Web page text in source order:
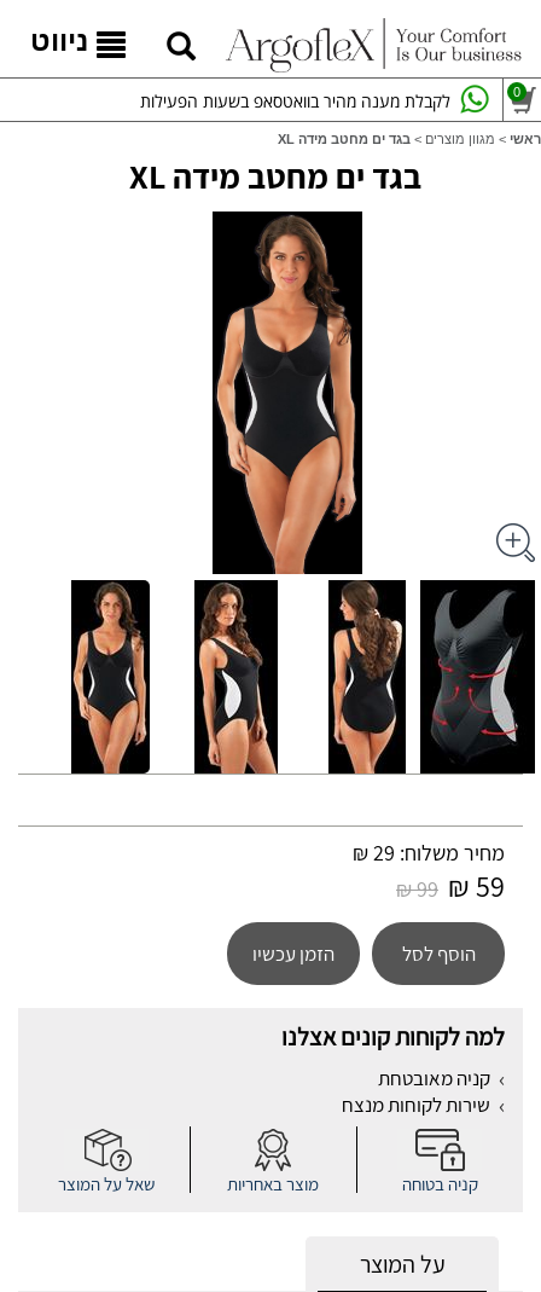
ניווט
לקבלת מענה מהיר בוואטסאפ בשעות הפעילות 0
ראשי > מגוון מוצרים > בגד ים מחטב מידה XL
בגד ים מחטב מידה XL
מחיר משלוח: 29 ₪
59 ₪
99 ₪
הוסף לסל הזמן עכשיו
למה לקוחות קונים אצלנו
קניה מאובטחת
שירות לקוחות מנצח
קניה בטוחה מוצר באחריות שאל על המוצר
על המוצר